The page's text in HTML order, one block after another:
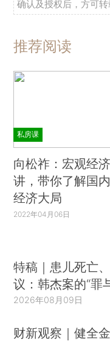
确认及授权后，方可转
推荐阅读
私房课
向松祚：宏观经
讲，带你了解国
经济大局
2022年04月06日
特稿｜患儿死亡
议：韩杰案的“罪
2026年08月09日
财新观察｜健全